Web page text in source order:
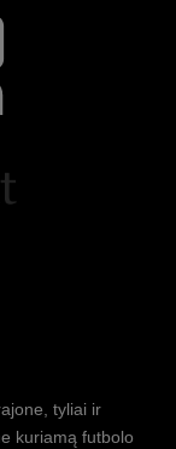
tyliai ir
kuriamą futbolo